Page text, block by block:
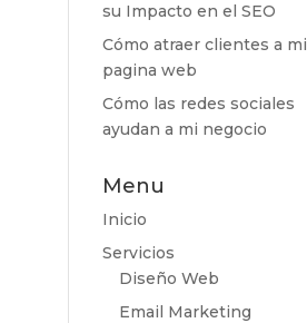
su Impacto en el SEO
Cómo atraer clientes a mi
pagina web
Cómo las redes sociales
ayudan a mi negocio
Menu
Inicio
Servicios
Diseño Web
Email Marketing